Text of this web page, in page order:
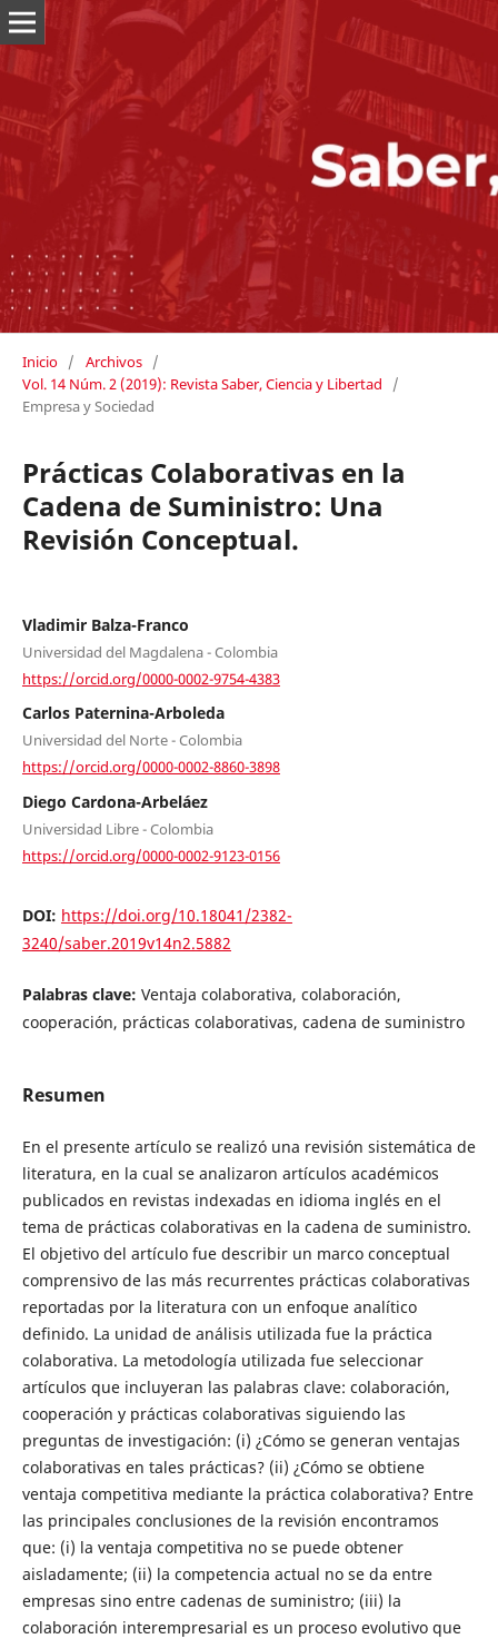
Inicio / Archivos /
Vol. 14 Núm. 2 (2019): Revista Saber, Ciencia y Libertad
/
Empresa y Sociedad
Prácticas Colaborativas en la
Cadena de Suministro: Una
Revisión Conceptual.
Vladimir Balza-Franco
Universidad del Magdalena - Colombia
https://orcid.org/0000-0002-9754-4383
Carlos Paternina-Arboleda
Universidad del Norte - Colombia
https://orcid.org/0000-0002-8860-3898
Diego Cardona-Arbeláez
Universidad Libre - Colombia
https://orcid.org/0000-0002-9123-0156
DOI: https://doi.org/10.18041/2382-
3240/saber.2019v14n2.5882
Palabras clave: Ventaja colaborativa, colaboración,
cooperación, prácticas colaborativas, cadena de suministro
Resumen
En el presente artículo se realizó una revisión sistemática de
literatura, en la cual se analizaron artículos académicos
publicados en revistas indexadas en idioma inglés en el
tema de prácticas colaborativas en la cadena de suministro.
El objetivo del artículo fue describir un marco conceptual
comprensivo de las más recurrentes prácticas colaborativas
reportadas por la literatura con un enfoque analítico
definido. La unidad de análisis utilizada fue la práctica
colaborativa. La metodología utilizada fue seleccionar
artículos que incluyeran las palabras clave: colaboración,
cooperación y prácticas colaborativas siguiendo las
preguntas de investigación: (i) ¿Cómo se generan ventajas
colaborativas en tales prácticas? (ii) ¿Cómo se obtiene
ventaja competitiva mediante la práctica colaborativa? Entre
las principales conclusiones de la revisión encontramos
que: (i) la ventaja competitiva no se puede obtener
aisladamente; (ii) la competencia actual no se da entre
empresas sino entre cadenas de suministro; (iii) la
colaboración interempresarial es un proceso evolutivo que